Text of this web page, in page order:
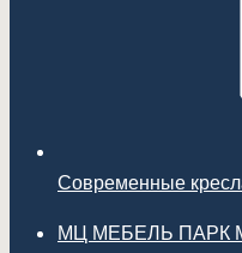
Современные
МЦ МЕБЕЛЬ ПАРК